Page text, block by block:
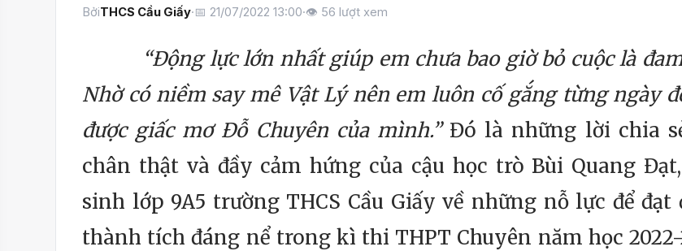
BởiTHCS Cầu Giấy·📅 21/07/2022 13:00·👁 56 lượt xem
“Động lựclớn nhất giúp em chưa bao giờ bỏ cuộc là
Nhờ có niềm say mê Vật Lý nên em luôn cố gắng từng ngày
được giấc mơ Đỗ Chuyên của mình.” Đó là những lời chia
chân thật và đầy cảm hứng của cậu học trò Bùi Quang
sinh lớp 9A5 trường THCS Cầu Giấy về những nỗ lực để đạt
thành tích đáng nể trong kì thi THPT Chuyên năm học 2022-